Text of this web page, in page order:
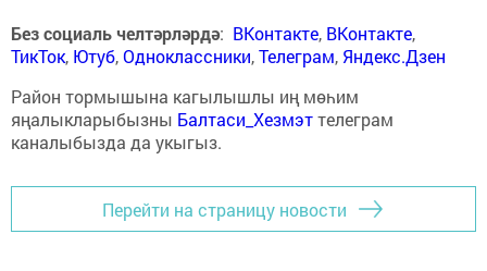
Без социаль челтәрләрдә: ВКонтакте, ВКонтакте,
ТикТок, Ютуб,Одноклассники,Телеграм, Яндекс.Дзен
Район тормышына кагылышлы иң мөһим
яңалыкларыбызны Балтаси_Хезмэттелеграм
каналыбызда да укыгыз.
Перейти на страницу новости